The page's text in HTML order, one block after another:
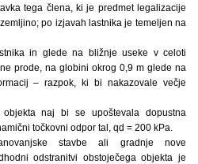
tega člena, ki je predmet legalizacije
po izjavah lastnika je temeljen na
in glede na bližnje useke v celoti
prode, na globini okrog 0,9 m glede na
– razpok, ki bi nakazovale večje
naj bi se upoštevala dopustna
točkovni odpor tal, qd = 200 kPa.
stavbe ali gradnje nove
odstranitvi obstoječega objekta je